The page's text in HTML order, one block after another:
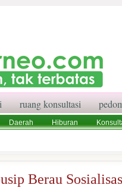
ruang konsultasi
Daerah Hiburan
Berau